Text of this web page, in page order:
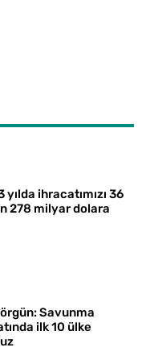
yılda ihracatımızı 36
278 milyar dolara
Savunma
ilk 10 ülke